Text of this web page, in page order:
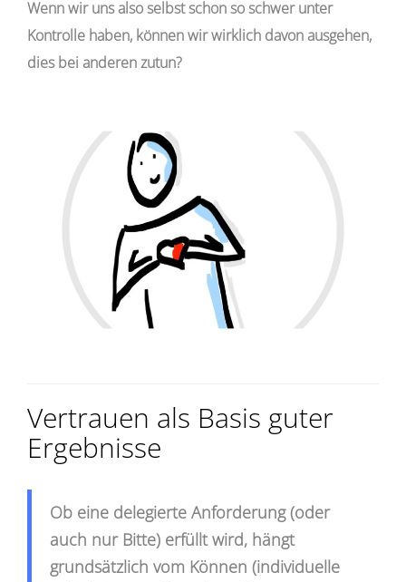
Wenn wir uns also selbst schon so schwer unter
Kontrolle haben, können wir wirklich davon ausgehen,
dies bei anderen zutun?
Vertrauen als Basis guter
Ergebnisse
Ob eine delegierte Anforderung (oder
auch nur Bitte) erfüllt wird, hängt
grundsätzlich vom Können (individuelle